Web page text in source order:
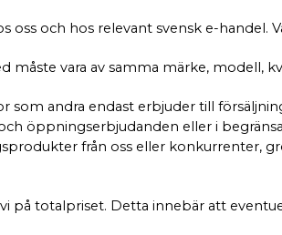
oss och hos relevant svensk e-handel.
måste vara av samma märke, modell,
som andra endast erbjuder till
öppningserbjudanden eller i
från oss eller konkurrenter,
på totalpriset. Detta innebär att